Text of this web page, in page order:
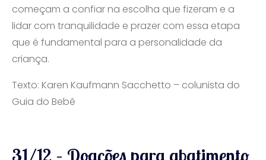
começam a confiar na escolha que fizeram e a
lidar com tranquilidade e prazer com essa etapa
que é fundamental para a personalidade da
criança.
Texto: Karen Kaufmann Sacchetto – colunista do
Guia do Bebê
31/12 – Doações para abatimento